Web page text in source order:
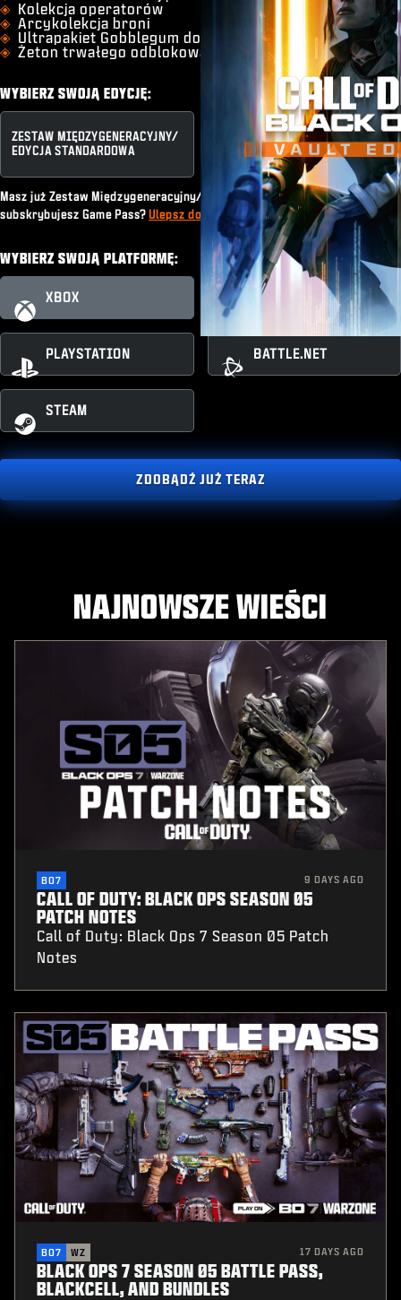
Kolekcja operatorów
Arcykolekcja broni
Ultrapakiet Gobblegum do trybu Zombie
Żeton trwałego odblokowania
WYBIERZ SWOJĄ EDYCJĘ:
ZESTAW MIĘDZYGENERACYJNY/​
EDYCJA STANDARDOWA
EDYCJA SKARBCA
Masz już Zestaw Międzygeneracyjny/Edycję Standardową lub
subskrybujesz Game Pass? Ulepsz do Edycji Skarbca
WYBIERZ SWOJĄ PLATFORMĘ:
XBOX XBOX PC
PLAYSTATION BATTLE.NET
STEAM
ZDOBĄDŹ JUŻ TERAZ
NAJNOWSZE WIEŚCI
BO7 9 DAYS AGO
CALL OF DUTY: BLACK OPS SEASON 05
PATCH NOTES
Call of Duty: Black Ops 7 Season 05 Patch
Notes
BO7 WZ 17 DAYS AGO
BLACK OPS 7 SEASON 05 BATTLE PASS,
BLACKCELL, AND BUNDLES